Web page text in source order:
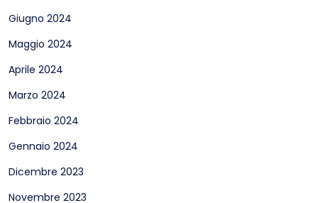
Giugno 2024
Maggio 2024
Aprile 2024
Marzo 2024
Febbraio 2024
Gennaio 2024
Dicembre 2023
Novembre 2023